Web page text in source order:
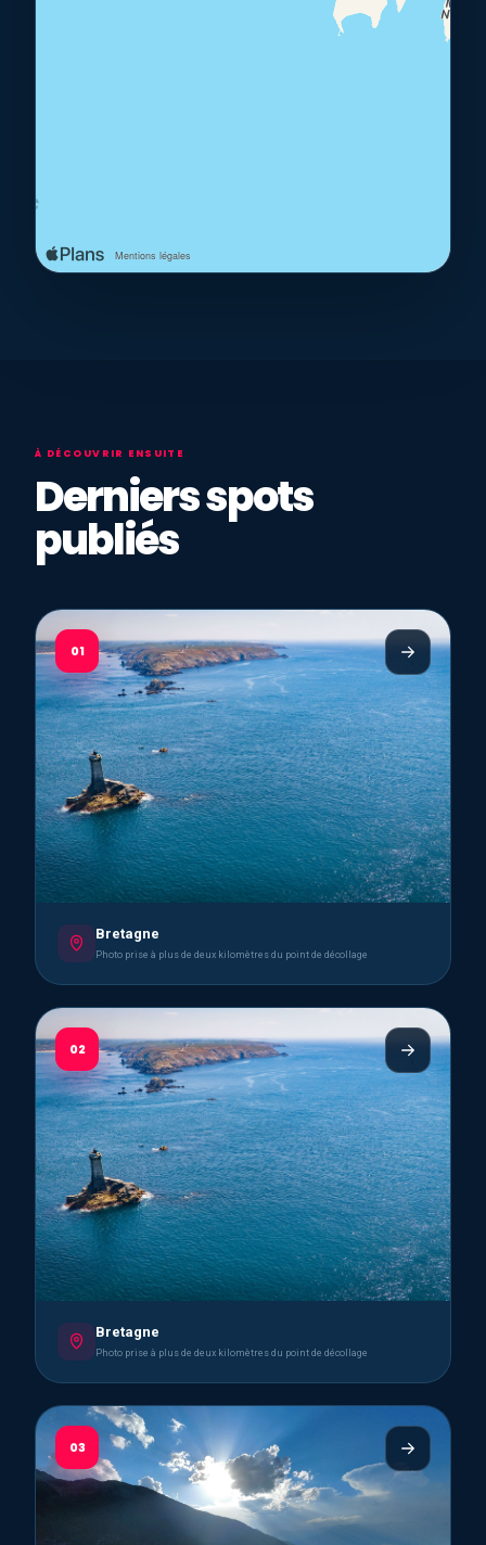
À DÉCOUVRIR ENSUITE
Derniers spots
publiés
01
Bretagne
Photo prise à plus de deux kilomètres du point de décollage
02
Bretagne
Photo prise à plus de deux kilomètres du point de décollage
03